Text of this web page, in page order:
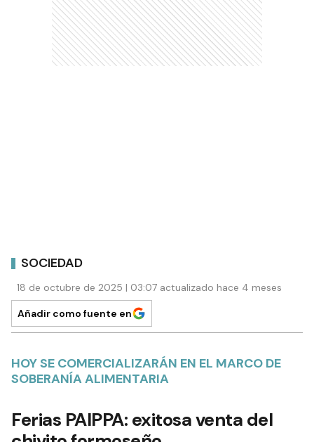
SOCIEDAD
18 de octubre de 2025 | 03:07 actualizado hace 4 meses
Añadir como fuente en
HOY SE COMERCIALIZARÁN EN EL MARCO DE
SOBERANÍA ALIMENTARIA
Ferias PAIPPA: exitosa venta del